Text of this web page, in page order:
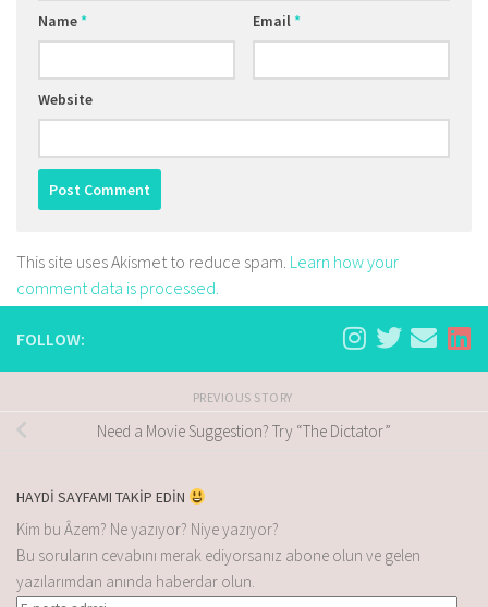
Name* Email*
Website
This site uses Akismet to reduce spam. Learn how your
comment data is processed.
FOLLOW:
PREVIOUS STORY
Need a Movie Suggestion? Try “The Dictator”
HAYDİ SAYFAMI TAKİP EDİN
Kim bu Âzem? Ne yazıyor? Niye yazıyor?
Bu soruların cevabını merak ediyorsanız abone olun ve gelen
yazılarımdan anında haberdar olun.